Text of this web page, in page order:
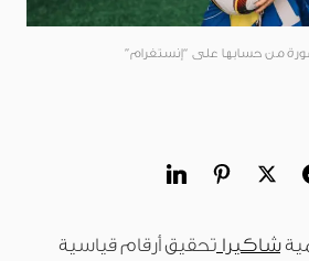
من حسابها على “إنستغرام”
شاكيرا تحقيق أرقام قياسية